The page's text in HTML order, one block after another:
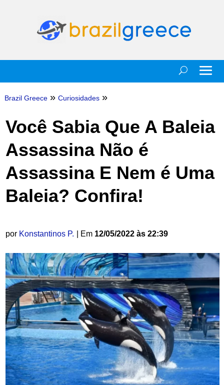
Brazil Greece » Curiosidades »
Você Sabia Que A Baleia
Assassina Não é
Assassina E Nem é Uma
Baleia? Confira!
por Konstantinos P. | Em 12/05/2022 às 22:39